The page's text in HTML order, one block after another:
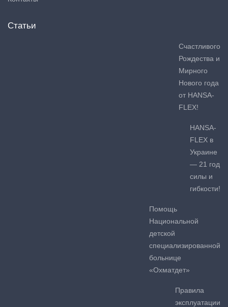
Статьи
Счастливого
Рождества и
Мирного
Нового года
от HANSA-
FLEX!
HANSA-
FLEX в
Украине
— 21 год
силы и
гибкости!
Помощь
Национальной
детской
специализированной
больнице
«Охматдет»
Правила
эксплуатации